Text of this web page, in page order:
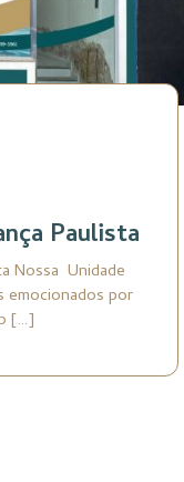
Paulista
Nossa Unidade
emocionados por
[…]